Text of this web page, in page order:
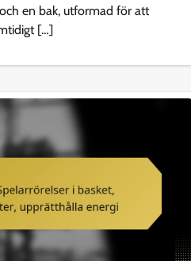
en bak, utformad för att
[…]